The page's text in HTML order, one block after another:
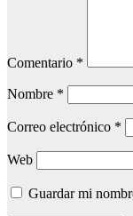
Comentario *
Nombre *
Correo electrónico *
Web
Guardar mi